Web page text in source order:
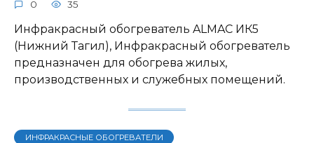
0 35
Инфракрасный обогреватель ALMAC ИК5
(Нижний Тагил), Инфракрасный обогреватель
предназначен для обогрева жилых,
производственных и служебных помещений.
ИНФРАКРАСНЫЕ ОБОГРЕВАТЕЛИ